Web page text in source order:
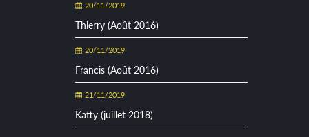
20/11/2019
Thierry (Août 2016)
20/11/2019
Francis (Août 2016)
21/11/2019
Katty (juillet 2018)